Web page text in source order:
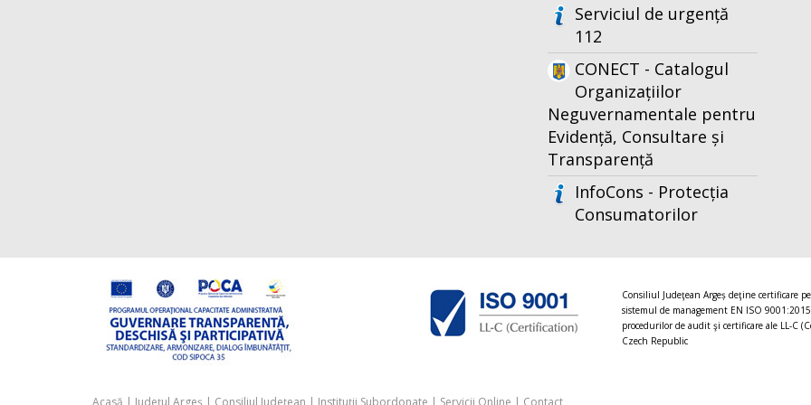
Serviciul de urgență
112
CONECT - Catalogul
Organizațiilor
Neguvernamentale pentru
Evidență, Consultare și
Transparență
InfoCons - Protecția
Consumatorilor
Consiliul Judeţean Argeș deţine certificare
sistemul de management EN ISO
procedurilor de audit şi certificare ale LL-C
Czech Republic
Acasă | Județul Argeș | Consiliul Județean | Instituții Subordonate | Servicii Online | Contact